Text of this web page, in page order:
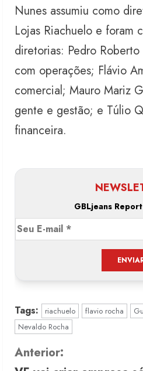
Nunes assumiu como
Lojas Riachuelo e foram
diretorias: Pedro
com operações; Flávio
comercial; Mauro Mariz
gente e gestão; e Túlio
financeira.
GBLjeans
Tags: riachuelo flavio rocha
Nevaldo Rocha
C
Anterior: